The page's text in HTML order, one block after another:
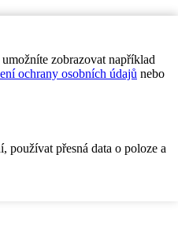
zobrazovat například
ochrany osobních údajů nebo
používat přesná data o poloze a